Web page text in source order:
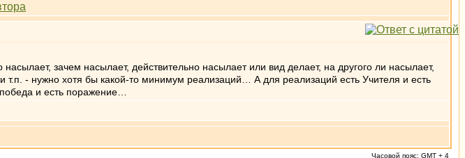
зачем насылает, действительно насылает или вид делает, на другого ли насылает,
т.п. - нужно хотя бы какой-то минимум реализаций… А для реализаций есть Учителя и есть
и есть поражение…
Часовой пояс: GMT + 4